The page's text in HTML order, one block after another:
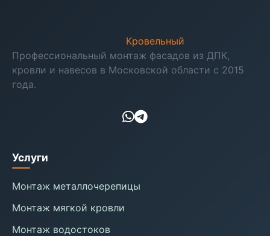
Кровельный
Профессиональный монтаж фасадов из ДПК,
кровли и навесов в Московской области с 2015
года.
Услуги
Монтаж металлочерепицы
Монтаж мягкой кровли
Монтаж водостоков